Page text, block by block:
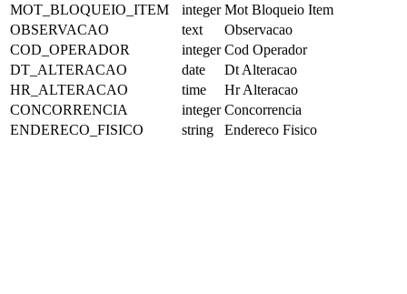
MOT_BLOQUEIO_ITEM
integer Mot Bloqueio Item
OBSERVACAO
text
Observacao
COD_OPERADOR
integer Cod Operador
DT_ALTERACAO
date
Dt Alteracao
HR_ALTERACAO
time
Hr Alteracao
CONCORRENCIA
integer Concorrencia
ENDERECO_FISICO
string Endereco Fisico